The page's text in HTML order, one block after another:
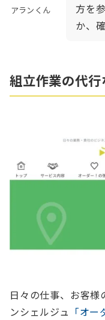
アランくん
方を
か、
組立作業の代
日々の仕事、お客様
ンシェルジュ 「オー